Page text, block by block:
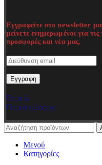
Εγγραφείτε στο newsletter
μείνετε ενημερωμένοι για τις
προσφορές και νέα μας.
Όροι &
Προϋποθέσεις
Μενού
Κατηγορίες